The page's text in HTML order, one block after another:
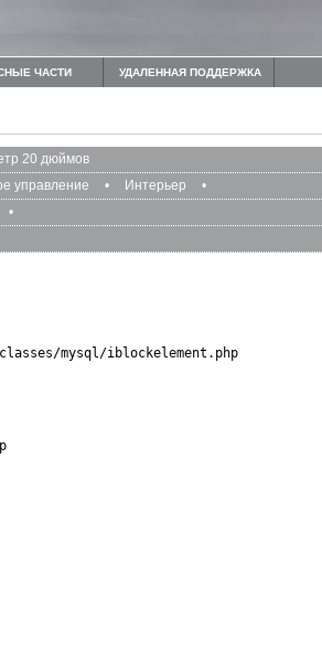
ЧАСТИ УДАЛЕННАЯ ПОДДЕРЖКА
20 дюймов
управление • Интерьер
•
•
mysql/iblockelement.php